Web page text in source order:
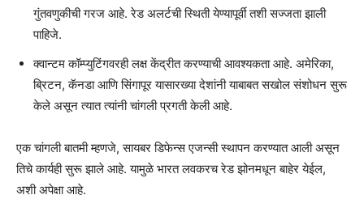
गुंतवणुकीची गरज आहे. रेड अलर्टची स्थिती येण्यापूर्वी तशी सज्जता झाली
पाहिजे.
क्वान्टम कॉम्प्युटिंगवरही लक्ष केंद्रीत करण्याची आवश्यकता आहे. अमेरिका,
ब्रिटन, कॅनडा आणि सिंगापूर यासारख्या देशांनी याबाबत सखोल संशोधन सुरू
केले असून त्यात त्यांनी चांगली प्रगती केली आहे.
एक चांगली बातमी म्हणजे, सायबर डिफेन्स एजन्सी स्थापन करण्यात आली असून
तिचे कार्यही सुरू झाले आहे. यामुळे भारत लवकरच रेड झोनमधून बाहेर येईल,
अशी अपेक्षा आहे.